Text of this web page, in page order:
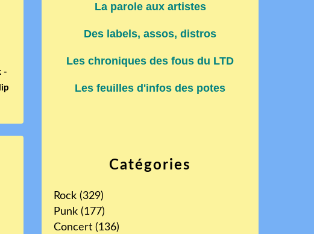
-
Catégories
Rock (329)
Punk (177)
Concert (136)
La parole aux artistes
Des labels, assos, distros
Les chroniques des fous du LTD
Les feuilles d'infos des potes